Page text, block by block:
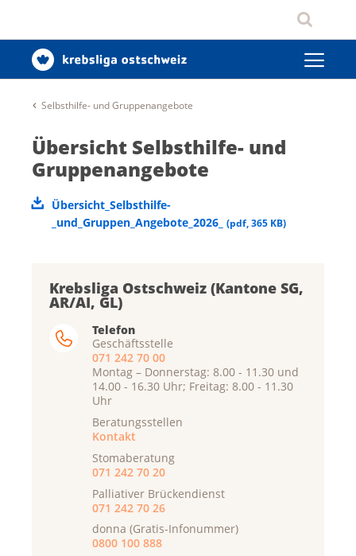
Selbsthilfe- und Gruppenangebote
Übersicht Selbsthilfe- und
Gruppenangebote
Übersicht_Selbsthilfe-
_und_Gruppen_Angebote_2026_ (pdf,365 KB)
Krebsliga Ostschweiz (Kantone SG,
AR/AI, GL)
Telefon
Geschäftsstelle
071 242 70 00
Montag – Donnerstag: 8.00 - 11.30 und
14.00 - 16.30 Uhr; Freitag: 8.00 - 11.30
Uhr
Beratungsstellen
Kontakt
Stomaberatung
071 242 70 20
Palliativer Brückendienst
071 242 70 26
donna (Gratis-Infonummer)
0800 100 888